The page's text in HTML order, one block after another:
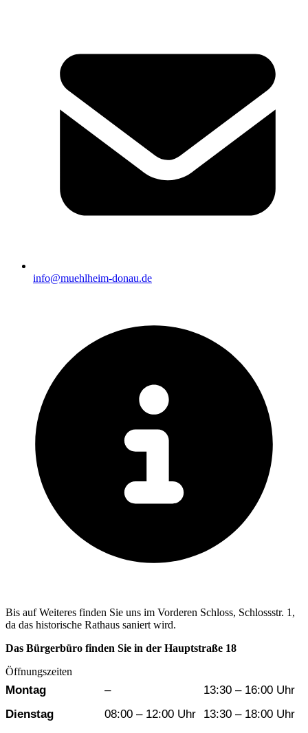
info@muehlheim-donau.de
Bis auf Weiteres finden Sie uns im Vorderen Schloss, Schlossstr. 1,
da das historische Rathaus saniert wird.
Das Bürgerbüro finden Sie in der Hauptstraße 18
Öffnungszeiten
Wochentag Vormittag
Montag –
13:30 – 16:00 Uhr
Dienstag
08:00 – 12:00 Uhr
13:30 – 18:00 Uhr